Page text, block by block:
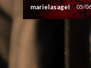
marielasagel 05/